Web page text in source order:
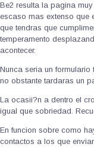
Be2 resulta la pagina
escaso mas extenso que
que tendras que
temperamento
acontecer.
Nunca seria un
no obstante tardaras un
La ocasii?n a dentro el
igual que sobriedad.
En funcion sobre como
contactos a los que